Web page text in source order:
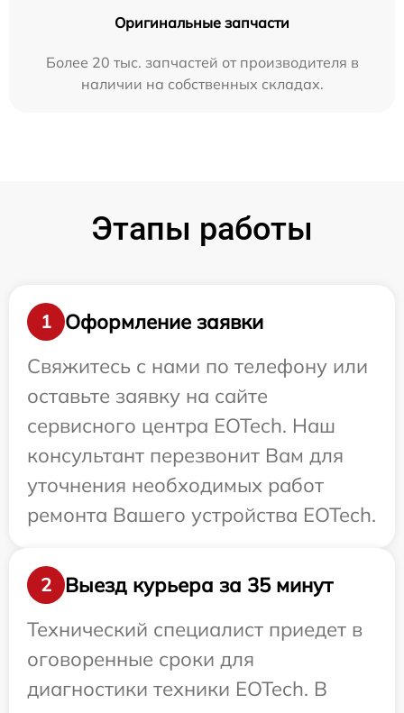
Оригинальные запчасти
Более 20 тыс. запчастей от производителя в
наличии на собственных складах.
Этапы работы
1
Оформление заявки
Свяжитесь с нами по телефону или
оставьте заявку на сайте
сервисного центра EOTech. Наш
консультант перезвонит Вам для
уточнения необходимых работ
ремонта Вашего устройства EOTech.
2
Выезд курьера за 35 минут
Технический специалист приедет в
оговоренные сроки для
диагностики техники EOTech. В